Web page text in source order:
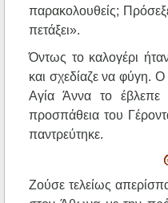
παρακολουθείς;
πετάξει».
Όντως το καλογέρι
και σχεδίαζε να φύγη.
Αγία Άννα το
προσπάθεια του
παντρεύτηκε.
Ζούσε τελείως